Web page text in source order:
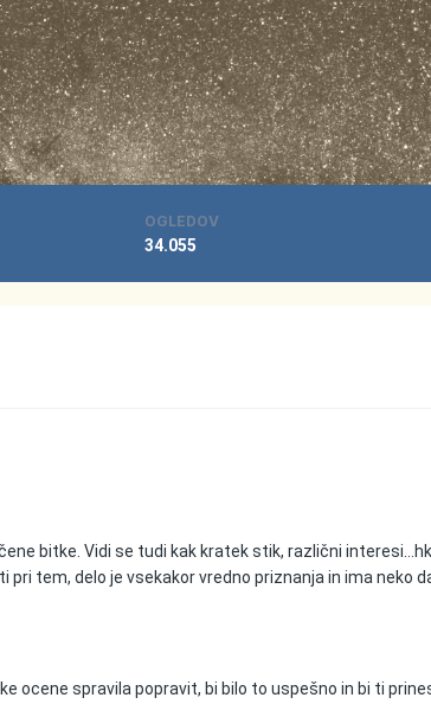
OGLEDOV
34.055
bitke. Vidi se tudi kak kratek stik, različni
tem, delo je vsekakor vredno priznanja in ima neko
ocene spravila popravit, bi bilo to uspešno in bi ti